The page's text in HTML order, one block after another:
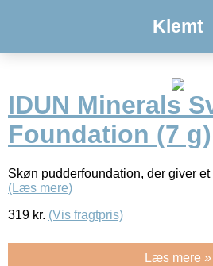
Klemt
IDUN Minerals
Foundation (7 g)
Skøn pudderfoundation, der giver
(Læs mere)
319 kr. (Vis fragtpris)
Læs mere »